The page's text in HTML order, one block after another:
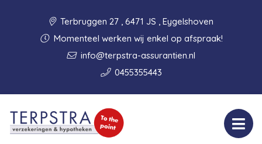
Terbruggen 27 , 6471 JS , Eygelshoven
Momenteel werken wij enkel op afspraak!
info@terpstra-assurantien.nl
0455355443